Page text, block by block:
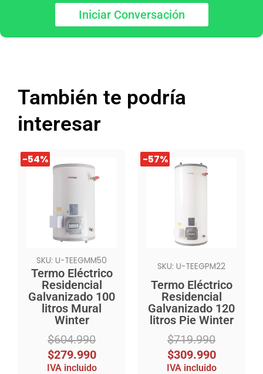
Iniciar Conversación
También te podría
interesar
-54%
-54%
SKU: U-TEEGMM50
Termo Eléctrico
Residencial
Galvanizado 100
litros Mural
Winter
$604.990
El
precio
$604.990.
$279.990
El
precio
$279.990.
IVA incluido
-57%
-57%
SKU: U-TEEGPM22
Termo Eléctrico
Residencial
Galvanizado 120
litros Pie Winter
$719.990
El
precio
$719.990.
$309.990
El
precio
$309.990.
IVA incluido